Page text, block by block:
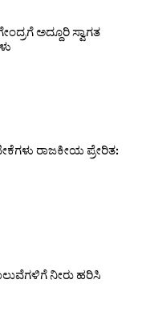
ಅದ್ದೂರಿ ಸ್ವಾಗತ
ರಾಜಕೀಯ ಪ್ರೇರಿತ:
ನೀರು ಹರಿಸಿ